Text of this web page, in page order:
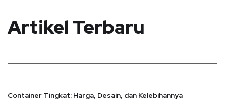
Artikel Terbaru
Container Tingkat: Harga, Desain, dan Kelebihannya